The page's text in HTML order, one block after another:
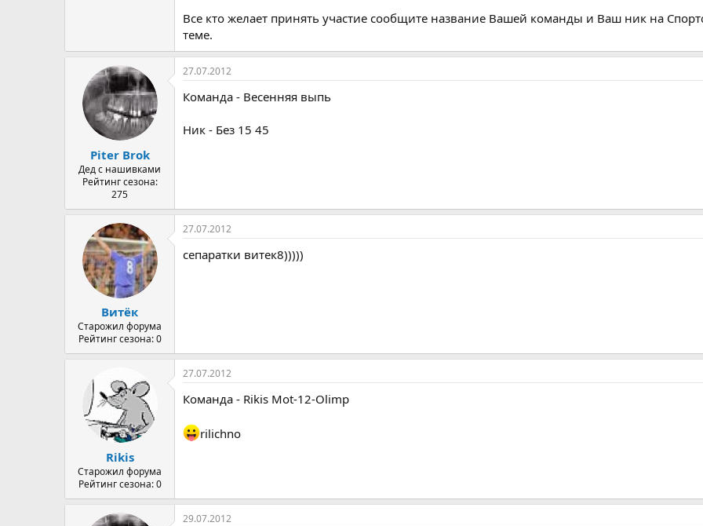
Все кто желает принять участие сообщите название Вашей команды и Ваш ник на
теме.
Piter Brok
Дед с нашивками
Рейтинг сезона:
275
27.07.2012
Команда - Весенняя выпь
Ник - Без 15 45
Витёк
Старожил форума
Рейтинг сезона: 0
27.07.2012
сепаратки витек8)))))
Rikis
Старожил форума
Рейтинг сезона: 0
27.07.2012
Команда - Rikis Mot-12-Olimp
rilichno
29.07.2012